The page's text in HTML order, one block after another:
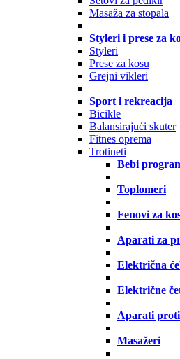
Masaža za stopala
Styleri i prese za
Styleri
Prese za kosu
Grejni vikleri
Sport i rekreacija
Bicikle
Balansirajući skuter
Fitnes oprema
Trotineti
Bebi
Toplomeri
Fenovi za
Aparati za
Električna
Električne
Aparati
Masažeri